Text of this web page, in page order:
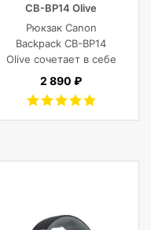
CB-BP14 Olive
Рюкзак Canon
Backpack CB-BP14
Olive сочетает в себе
винтажный стиль,
современный
комфорт, и защиту
2 890 ₽